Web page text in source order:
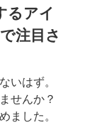
るアイ
注目さ
いはず。
せんか？
ました。